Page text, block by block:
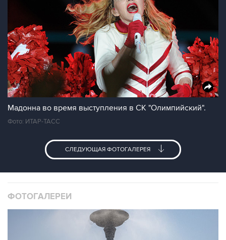
Мадонна во время выступления в СК "Олимпийский".
Фото: ИТАР-ТАСС
СЛЕДУЮЩАЯ ФОТОГАЛЕРЕЯ
ФОТОГАЛЕРЕИ